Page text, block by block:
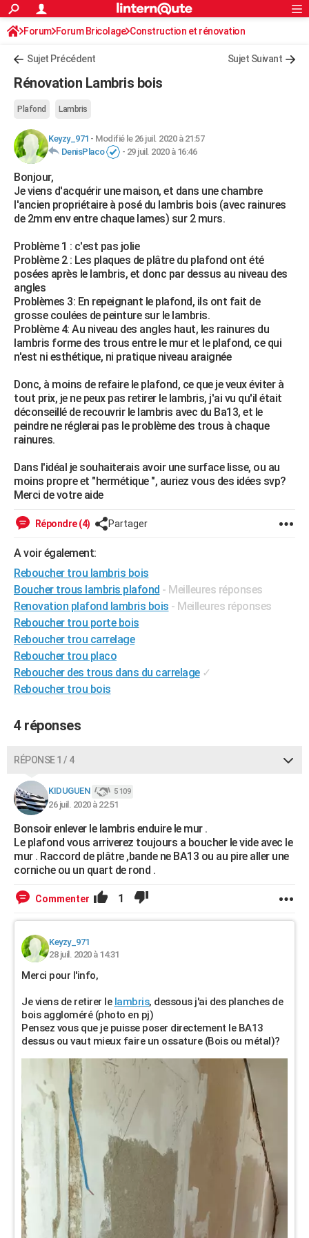
ACTUALITÉS
Politique
Société
Faits Divers
Education
Monde
Villes
+
AUTO
Essais
Réserver un essai
Citadines
Berlines
SUV
Forum auto
+HIGH-TECH
Mobiles
Meilleur smartphone
Internet
Ordinateurs
Jeux vidéo
Guide high-tech
+BRICOLAGE
Forum
Aménagement intérieur
Extérieur
Cuisine
Salle de bains
Jardinage
Rangement
WEEK-END
LIFESTYLE
Art de vivre
Bien-être
Loisirs
Mode
Modes de vie
SANTE
Alimentation
Guide de la santé
Maladies
Médicaments
Sommeil
VOYAGE
Destinations
City break
Voyage nature
Voyage de noces
Forum
Climat
+PHOTO
GUIDES D'ACHAT
BONS PLANS
CARTE DE VOEUX
Carte de Noël
Carte Bonne année
Carte Saint-Valentin
Carte Pâques
Carte d'anniversaire
DICTIONNAIRE
Dictionnaire
Biographies
Citations
Expressions
Proverbes
PROGRAMME TV
COPAINS D'AVANT
S'inscrire
Se connecter
Lycées
Collèges
Primaires
Universités
Entreprises
Service militaire
Avis de recherche
AVIS DE DÉCÈS
FORUM
Bricolage
Lifestyle
Culture
Sport
Auto
Television
Voyage
Cinema
Rechercher
S'inscrire
Connexion
Forum Forum Bricolage Construction et rénovation
Sujet Précédent Sujet Suivant
Rénovation Lambris bois
Plafond Lambris
Keyzy_971 - Modifié le 26 juil. 2020 à 21:57
DenisPlaco
- 29 juil. 2020 à 16:46
Bonjour,
Je viens d'acquérir une maison, et dans une chambre
l'ancien propriétaire à posé du lambris bois (avec rainures
de 2mm env entre chaque lames) sur 2 murs.
Problème 1 : c'est pas jolie
Problème 2 : Les plaques de plâtre du plafond ont été
posées après le lambris, et donc par dessus au niveau des
angles
Problèmes 3: En repeignant le plafond, ils ont fait de
grosse coulées de peinture sur le lambris.
Problème 4: Au niveau des angles haut, les rainures du
lambris forme des trous entre le mur et le plafond, ce qui
n'est ni esthétique, ni pratique niveau araignée
Donc, à moins de refaire le plafond, ce que je veux éviter à
tout prix, je ne peux pas retirer le lambris, j'ai vu qu'il était
déconseillé de recouvrir le lambris avec du Ba13, et le
peindre ne réglerai pas le problème des trous à chaque
rainures.
Dans l'idéal je souhaiterais avoir une surface lisse, ou au
moins propre et "hermétique ", auriez vous des idées svp?
Merci de votre aide
Répondre (4) Partager
A voir également:
Reboucher trou lambris bois
Boucher trous lambris plafond - Meilleures réponses
Renovation plafond lambris bois - Meilleures réponses
Reboucher trou porte bois
Reboucher trou carrelage
Reboucher trou placo
Reboucher des trous dans du carrelage ✓
Reboucher trou bois
4 réponses
RÉPONSE 1 / 4
KIDUGUEN 5 109
26 juil. 2020 à 22:51
Bonsoir enlever le lambris enduire le mur .
Le plafond vous arriverez toujours a boucher le vide avec le
mur . Raccord de plâtre ,bande ne BA13 ou au pire aller une
corniche ou un quart de rond .
Commenter 1
Keyzy_971
28 juil. 2020 à 14:31
Merci pour l'info,
Je viens de retirer le lambris, dessous j'ai des planches de
bois aggloméré (photo en pj)
Pensez vous que je puisse poser directement le BA13
dessus ou vaut mieux faire un ossature (Bois ou métal)?